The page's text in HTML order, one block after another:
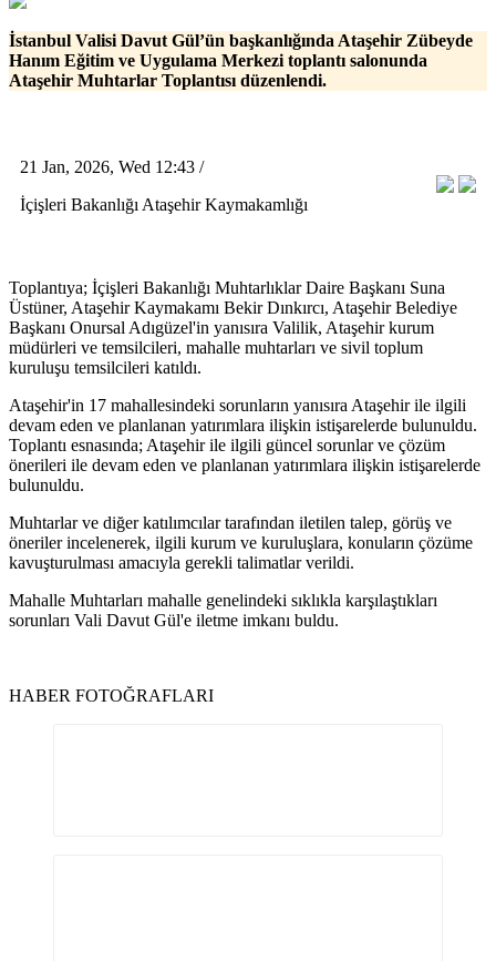
İstanbul Valisi Davut Gül’ün başkanlığında Ataşehir Zübeyde
Hanım Eğitim ve Uygulama Merkezi toplantı salonunda
Ataşehir Muhtarlar Toplantısı düzenlendi.
21 Jan, 2026, Wed 12:43 /
İçişleri Bakanlığı Ataşehir Kaymakamlığı
Toplantıya; İçişleri Bakanlığı Muhtarlıklar Daire Başkanı Suna
Üstüner, Ataşehir Kaymakamı Bekir Dınkırcı, Ataşehir Belediye
Başkanı Onursal Adıgüzel'in yanısıra Valilik, Ataşehir kurum
müdürleri ve temsilcileri, mahalle muhtarları ve sivil toplum
kuruluşu temsilcileri katıldı.
Ataşehir'in 17 mahallesindeki sorunların yanısıra Ataşehir ile ilgili
devam eden ve planlanan yatırımlara ilişkin istişarelerde bulunuldu.
Toplantı esnasında; Ataşehir ile ilgili güncel sorunlar ve çözüm
önerileri ile devam eden ve planlanan yatırımlara ilişkin istişarelerde
bulunuldu.
Muhtarlar ve diğer katılımcılar tarafından iletilen talep, görüş ve
öneriler incelenerek, ilgili kurum ve kuruluşlara, konuların çözüme
kavuşturulması amacıyla gerekli talimatlar verildi.
Mahalle Muhtarları mahalle genelindeki sıklıkla karşılaştıkları
sorunları Vali Davut Gül'e iletme imkanı buldu.
HABER FOTOĞRAFLARI